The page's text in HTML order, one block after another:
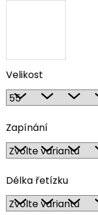
Velikost
Zapínání
Délka řetízku